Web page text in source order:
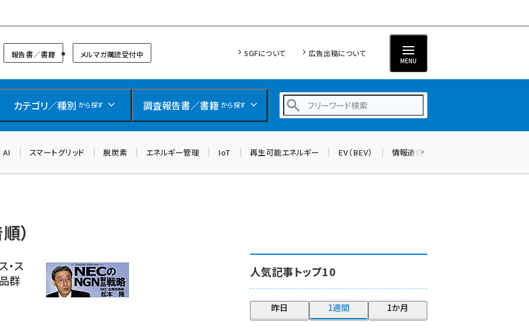
ッドフォーラム
報告書／書籍 メルマガ購読受付中 SGFについて 広告出稿について
MENU
カテゴリ／種別 から探す 調査報告書／書籍 から探す
ngn (262)
大串 (210)
aitras (176)
タンデム (140)
AI スマートグリッド 脱炭素 エネルギー管理 IoT 再生可能エネルギー EV（BEV） 情報通信（ICT）
）
・ス
群
人気記事トップ10
昨日 1週間 1か月